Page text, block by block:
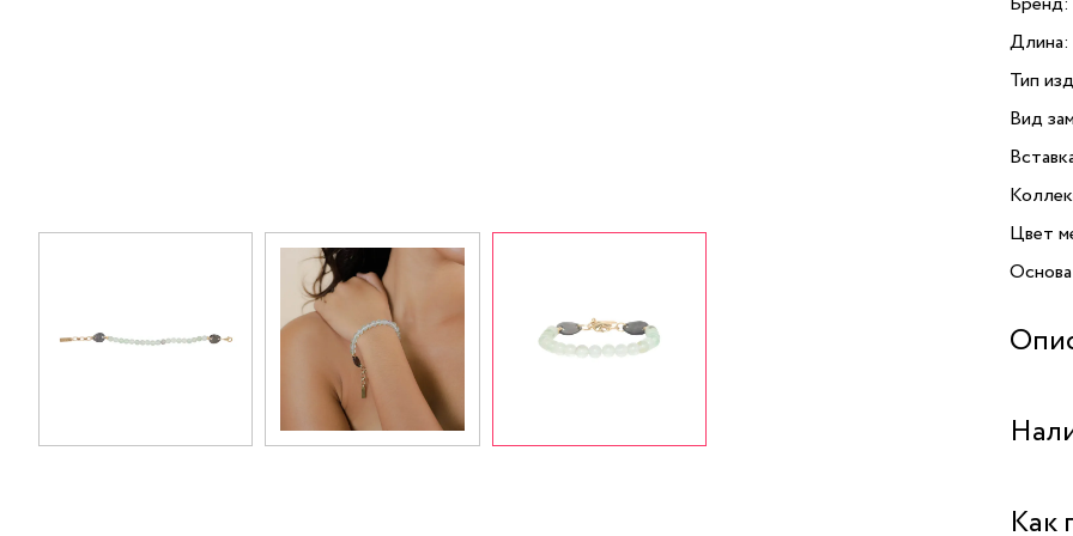
Длина:
Тип
Вид
Цвет
Bijoux
Бутик
Как